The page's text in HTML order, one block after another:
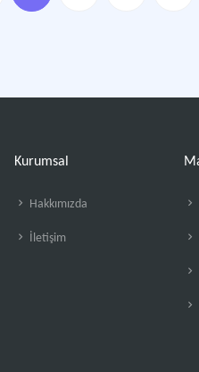
Kurumsal
Hakkımızda
İletişim